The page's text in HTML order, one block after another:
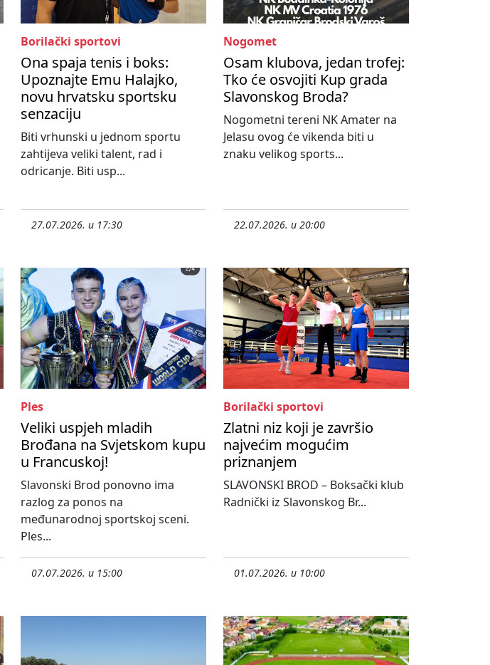
Borilački sportovi
Ona spaja tenis i boks:
Upoznajte Emu Halajko,
novu hrvatsku sportsku
senzaciju
Biti vrhunski u jednom sportu
zahtijeva veliki talent, rad i
odricanje. Biti usp...
27.07.2026. u 17:30
Nogomet
Osam klubova, jedan trofej:
Tko će osvojiti Kup grada
Slavonskog Broda?
Nogometni tereni NK Amater na
Jelasu ovog će vikenda biti u
znaku velikog sports...
22.07.2026. u 20:00
Ples
Veliki uspjeh mladih
Brođana na Svjetskom kupu
u Francuskoj!
Slavonski Brod ponovno ima
razlog za ponos na
međunarodnoj sportskoj sceni.
Ples...
07.07.2026. u 15:00
Borilački sportovi
Zlatni niz koji je završio
najvećim mogućim
priznanjem
SLAVONSKI BROD – Boksački klub
Radnički iz Slavonskog Br...
01.07.2026. u 10:00